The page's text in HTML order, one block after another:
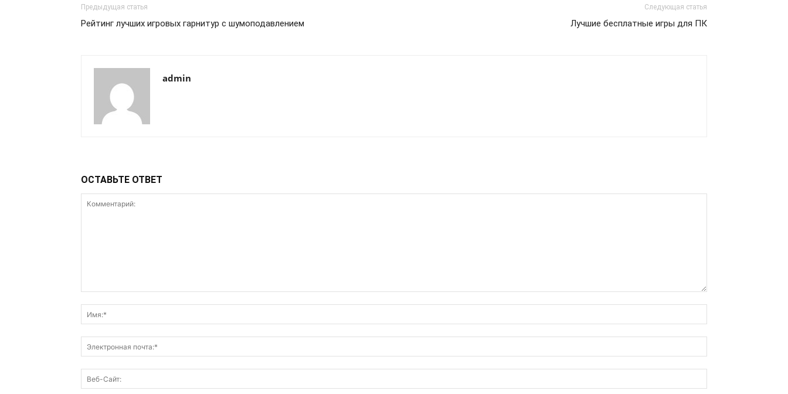
Предыдущая статья
Рейтинг лучших игровых гарнитур с шумоподавлением
Следующая статья
Лучшие бесплатные игры для ПК
admin
ОСТАВЬТЕ ОТВЕТ